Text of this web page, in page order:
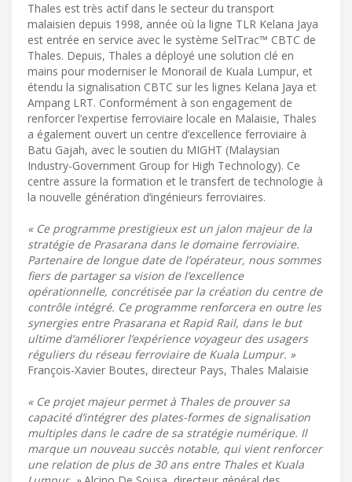
Thales est très actif dans le secteur du transport
malaisien depuis 1998, année où la ligne TLR Kelana Jaya
est entrée en service avec le système SelTrac™ CBTC de
Thales. Depuis, Thales a déployé une solution clé en
mains pour moderniser le Monorail de Kuala Lumpur, et
étendu la signalisation CBTC sur les lignes Kelana Jaya et
Ampang LRT. Conformément à son engagement de
renforcer l’expertise ferroviaire locale en Malaisie, Thales
a également ouvert un centre d’excellence ferroviaire à
Batu Gajah, avec le soutien du MIGHT (Malaysian
Industry-Government Group for High Technology). Ce
centre assure la formation et le transfert de technologie à
la nouvelle génération d’ingénieurs ferroviaires.
« Ce programme prestigieux est un jalon majeur de la
stratégie de Prasarana dans le domaine ferroviaire.
Partenaire de longue date de l’opérateur, nous sommes
fiers de partager sa vision de l’excellence
opérationnelle, concrétisée par la création du centre de
contrôle intégré. Ce programme renforcera en outre les
synergies entre Prasarana et Rapid Rail, dans le but
ultime d’améliorer l’expérience voyageur des usagers
réguliers du réseau ferroviaire de Kuala Lumpur. »
François-Xavier Boutes, directeur Pays, Thales Malaisie
« Ce projet majeur permet à Thales de prouver sa
capacité d’intégrer des plates-formes de signalisation
multiples dans le cadre de sa stratégie numérique. Il
marque un nouveau succès notable, qui vient renforcer
une relation de plus de 30 ans entre Thales et Kuala